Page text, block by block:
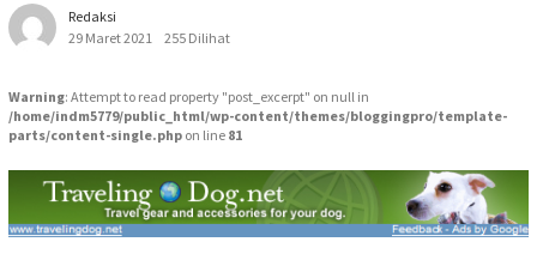
Redaksi
29 Maret 2021
255 Dilihat
Warning: Attempt to read property "post_excerpt" on null in
/home/indm5779/public_html/wp-content/themes/bloggingpro/template-
parts/content-single.php on line 81